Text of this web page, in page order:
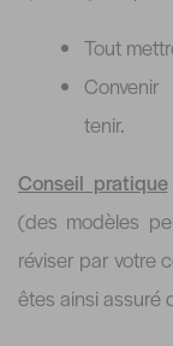
Tout
tenir.
Conseil pratique
(des modèles
réviser par votre
êtes ainsi assuré